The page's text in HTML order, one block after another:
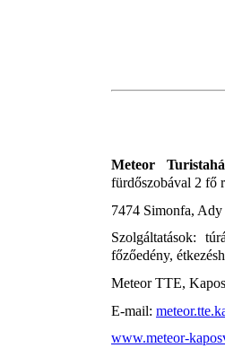
Meteor
fürdőszobával 2 fő
7474 Simonfa,
Szolgáltatások:
főzőedény,
Meteor TTE,
E-mail:
www.meteor-